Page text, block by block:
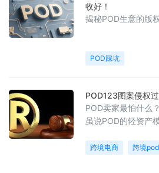
收好！
揭秘POD生意的版
POD踩坑
POD123图案侵权
POD卖家最怕什么
虽说POD的轻资产
赔光，一年都白干了
跨境电商 跨境pod